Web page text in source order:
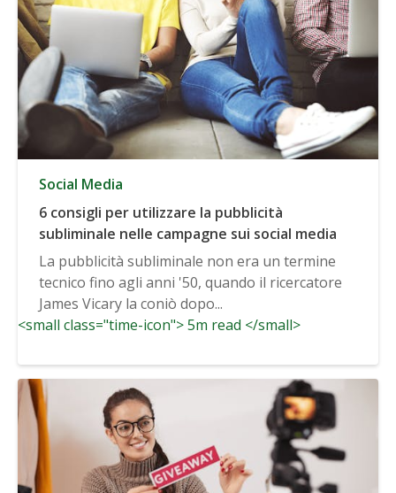
Social Media
6 consigli per utilizzare la pubblicità
subliminale nelle campagne sui social media
La pubblicità subliminale non era un termine
tecnico fino agli anni '50, quando il ricercatore
James Vicary la coniò dopo...
<small class="time-icon"> 5m read </small>